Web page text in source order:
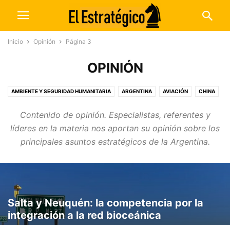
Inicio Opinión Página 3
OPINIÓN
AMBIENTE Y SEGURIDAD HUMANITARIA ARGENTINA AVIACIÓN CHINA
DEFENSA NACIONAL DIPLOMACIA ECONOMÍA ELECCIONES
ESTADOS UNIDOS EXCLUSIVO
LEGISLATIVAS OPINIÓN PODCASTS
POLÍTICA INTERNACIONAL POLÍTICA NACIONAL RECURSOS NATURALES
Contenido de opinión. Especialistas, referentes y
líderes en la materia nos aportan su opinión sobre los
principales asuntos estratégicos de la Argentina.
Salta y Neuquén: la competencia por la
integración a la red bioceánica